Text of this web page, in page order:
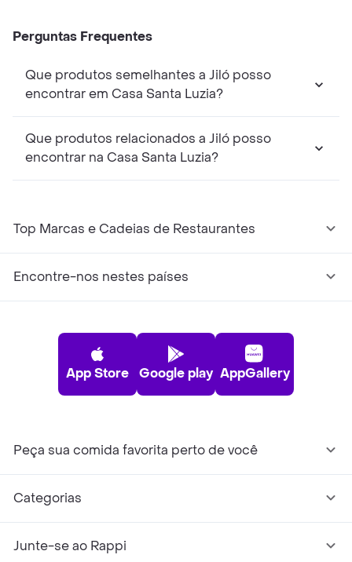
Perguntas Frequentes
Que produtos semelhantes a Jiló posso
encontrar em Casa Santa Luzia?
Que produtos relacionados a Jiló posso
encontrar na Casa Santa Luzia?
Top Marcas e Cadeias de Restaurantes
Encontre-nos nestes países
App Store Google play AppGallery
Peça sua comida favorita perto de você
Categorias
Junte-se ao Rappi